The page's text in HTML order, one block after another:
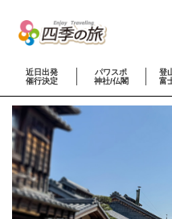
近日出発
催行決定
パワスポ
神社/仏閣
登
富